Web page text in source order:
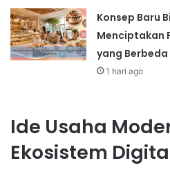
Konsep Baru
Menciptakan
yang Berbeda
1 hari ago
Ide Usaha
Ekosistem